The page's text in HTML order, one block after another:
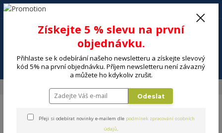
Menu
+420 602 494 600
Získejte 5 % slevu na první
objednávku.
Přihlaste se k odebírání našeho newsletteru a získejte slevový
kód 5% na první objednávku. Příjem newsletteru není závazný
a můžete ho kdykoliv zrušit.
Odeslat
Přeji si odebírat novinky e-mailem dle podmínek zpracování osobních
údajů.